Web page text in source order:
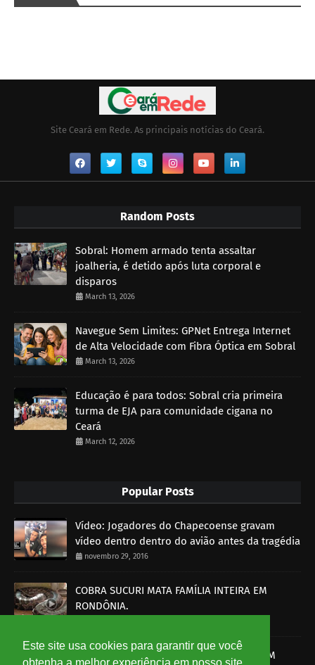
Este site usa cookies para garantir que você
Site Ceará em Rede. As principais notícias do Ceará.
Random Posts
Sobral: Homem armado tenta assaltar
joalheria, é detido após luta corporal e
disparos
March 13, 2026
Navegue Sem Limites: GPNet Entrega Internet
de Alta Velocidade com Fibra Óptica em Sobral
March 13, 2026
Educação é para todos: Sobral cria primeira
turma de EJA para comunidade cigana no
Ceará
March 12, 2026
Popular Posts
Vídeo: Jogadores do Chapecoense gravam
vídeo dentro dentro do avião antes da tragédia
novembro 29, 2016
COBRA SUCURI MATA FAMÍLIA INTEIRA EM
RONDÔNIA.
SOBRAL-CE: HOMEM É MORTO A BALA E PM